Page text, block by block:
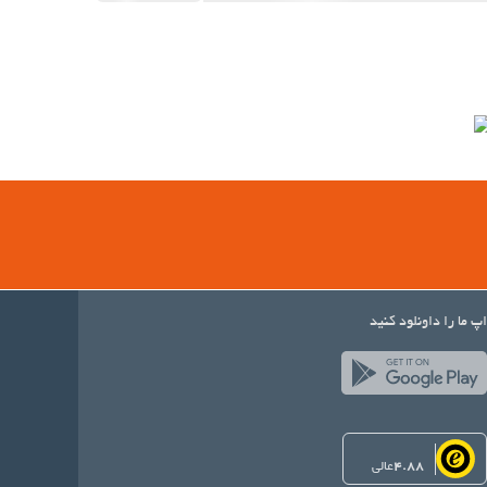
اپ ما را داونلود کنید
4.88عالی